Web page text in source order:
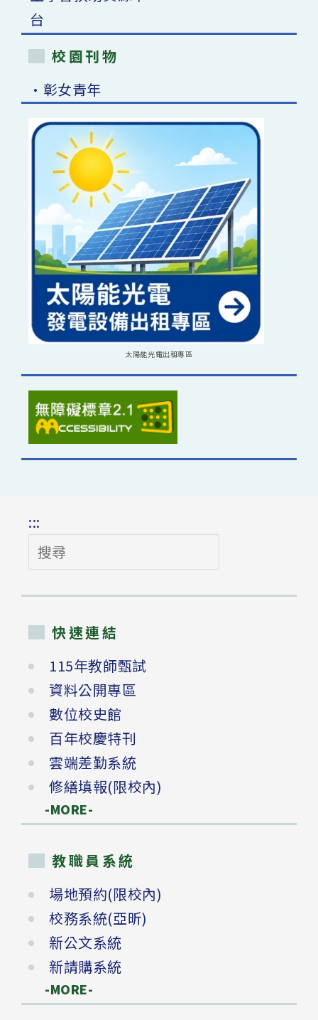
校園刊物
•彰女青年
太陽能光電出租專區
:::
搜
尋
快速連結
115年教師甄試
資料公開專區
數位校史館
百年校慶特刊
雲端差勤系統
修繕填報(限校內)
-MORE-
教職員系統
場地預約(限校內)
校務系統(亞昕)
新公文系統
新請購系統
-MORE-